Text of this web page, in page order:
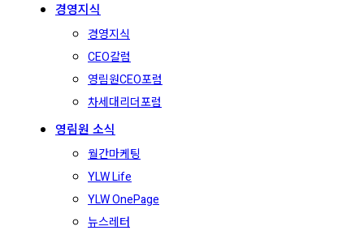
경영지식
경영지식
CEO칼럼
영림원CEO포럼
차세대리더포럼
영림원 소식
월간마케팅
YLW Life
YLW OnePage
뉴스레터